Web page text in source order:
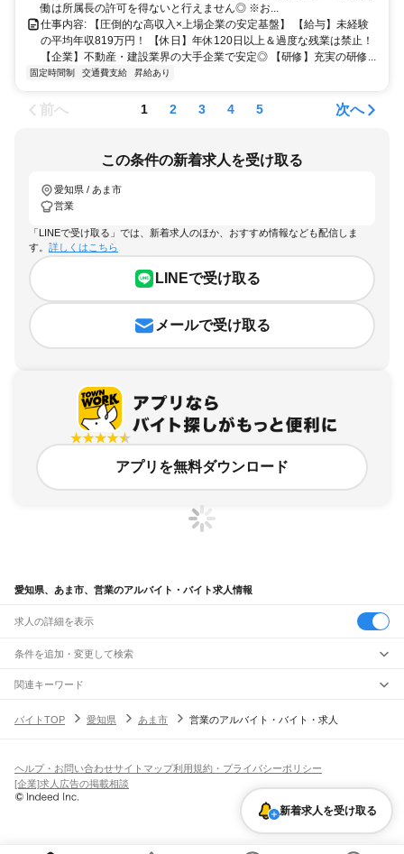
働は所属長の許可を得ないと行えません◎ ※お...
仕事内容: 【圧倒的な高収入×上場企業の安定基盤】 【給与】未経験
の平均年収819万円！ 【休日】年休120日以上＆過度な残業は禁止！
【企業】不動産・建設業界の大手企業で安定◎ 【研修】充実の研修...
固定時間制 交通費支給 昇給あり
前へ 1 2 3 4 5 次へ
この条件の新着求人を受け取る
愛知県 / あま市
営業
「LINEで受け取る」では、新着求人のほか、おすすめ情報なども配信しま
す。 詳しくはこちら
LINEで受け取る
メールで受け取る
アプリを無料ダウンロード
愛知県、あま市、営業のアルバイト・バイト求人情報
求人の詳細を表示
条件を追加・変更して検索
市区町村を追加・変更
愛知県すべて
緑区名東区天白区
豊橋市岡崎市一宮市 豊川市津島市碧南市刈谷市豊田市
小牧市 稲沢市新城市東海市大府市
日進市 田原市
駅を追加・変更
名古屋駅金山駅 鶴舞駅 千種駅 千種駅千種駅 大曽根駅 新守山駅 勝川駅
神領駅高蔵寺駅定光寺駅
JR飯田線(豊橋～天竜峡)
三河一宮駅長山駅江島駅東上駅
大海駅鳥居駅長篠城駅本長篠駅
飲食・フードサービス
飲食・フードサービス
ホールスタッフ
皿洗い・洗い場精肉・鮮魚加工
バー（BAR）・バーテンダー
飲食店（店長・マネージャー）
特徴を追加・変更
人気
髪型・髪色自由ひげOKネイルOK
留学生・外国人活躍中
関連キーワード
愛知県 あま市 営業・販売 アオキスーパー愛知県 名古屋市 営業・販売 gu
バイトTOP 愛知県 あま市 営業のアルバイト・バイト・求人
新着求人を受け取る
ヘルプ・お問い合わせサイトマップ利用規約・プライバシーポリシー
[企業]求人広告の掲載相談